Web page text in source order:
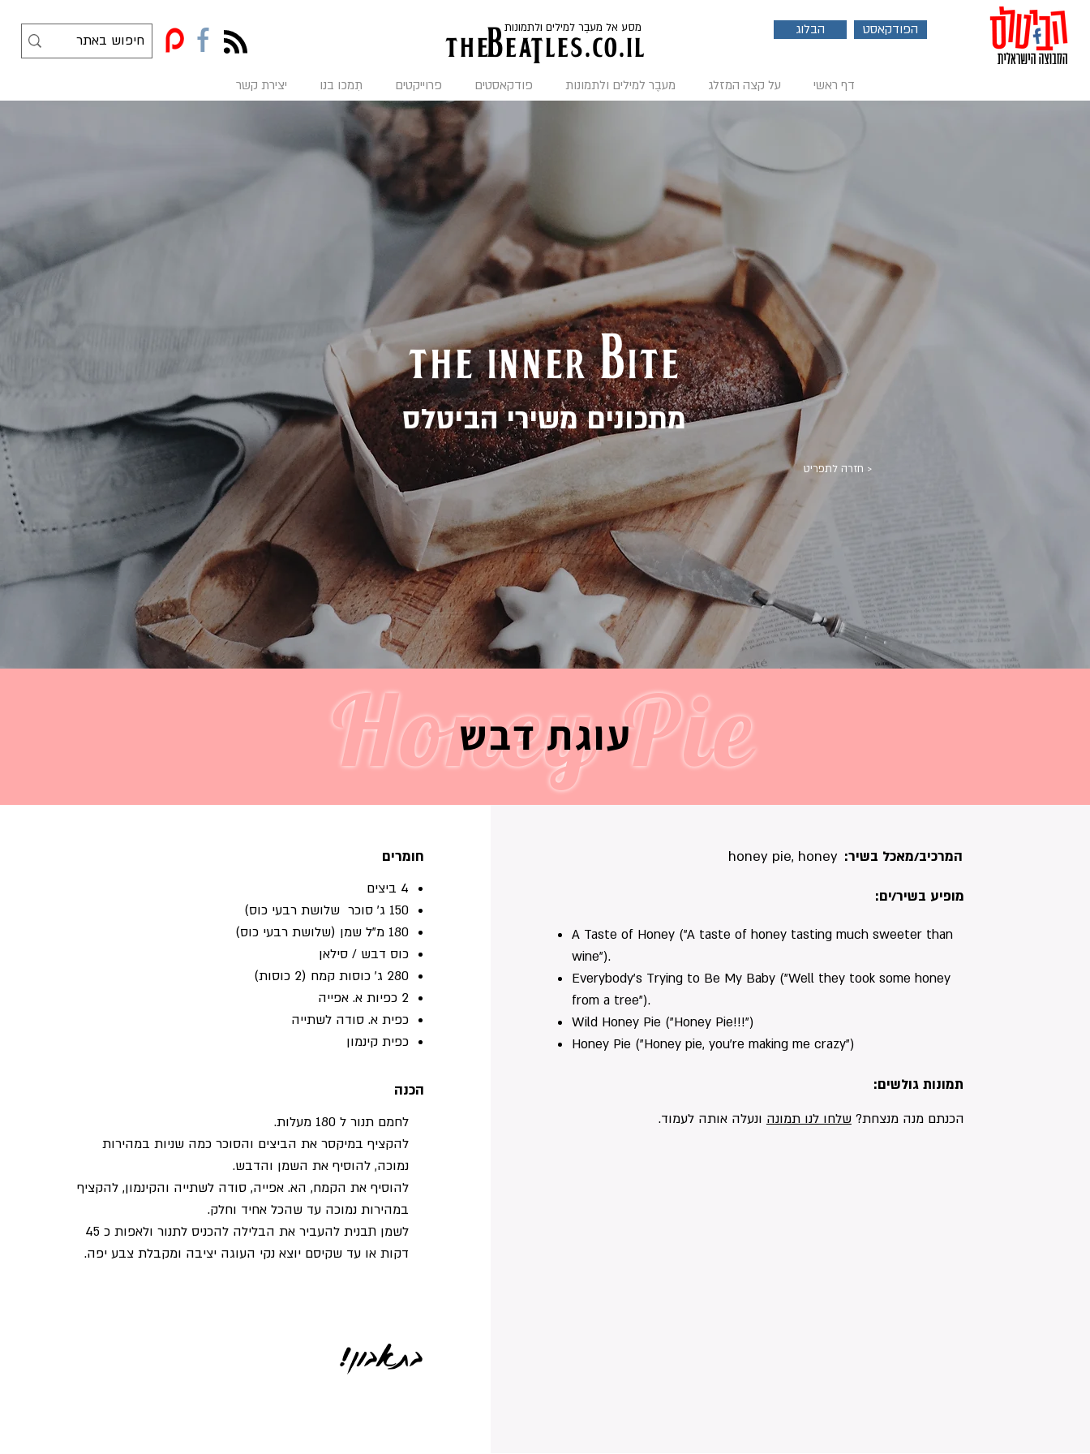
f הבלוג הפודקאסט theBeaTles.co.il
מסע אל מעבֶר למילים ולתמונות
דף ראשי על קצה המזלג מעבֶר למילים ולתמונות פודקאסטים פרוייקטים תִמכו בנו יצירת קשר
the inner bite
מתכונים משירי הביטלס
< חזרה לתפריט
Honey Pie
עוגת דבש
חומרים
4 ביצים
150 ג’ סוכר שלושת רבעי כוס)
180 מ”ל שמן (שלושת רבעי כוס)
כוס דבש / סילאן
280 ג’ כוסות קמח (2 כוסות)
2 כפיות א. אפייה
כפית א. סודה לשתייה
כפית קינמון
הכנה
לחמם תנור ל 180 מעלות.
להקציף במיקסר את הביצים והסוכר כמה שניות במהירות
נמוכה, להוסיף את השמן והדבש.
להוסיף את הקמח, הא. אפייה, סודה לשתייה והקינמון, להקציף
במהירות נמוכה עד שהכל אחיד וחלק.
לשמן תבנית להעביר את הבלילה להכניס לתנור ולאפות כ 45
דקות או עד שקיסם יוצא נקי העוגה יציבה ומקבלת צבע יפה.
בתאבון!
honey pie, honey המרכיב/מאכל בשיר:
מופיע בשיר/ים:
A Taste of Honey ("A taste of honey tasting much sweeter than
wine").
Everybody's Trying to Be My Baby ("Well they took some honey
from a tree").
Wild Honey Pie ("Honey Pie!!!")
Honey Pie ("Honey pie, you're making me crazy")
תמונות גולשים:
הכנתם מנה מנצחת?שלחו לנו תמונה ונעלה אותה לעמוד.